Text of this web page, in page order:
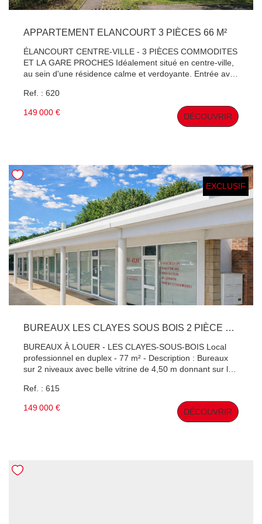
APPARTEMENT ELANCOURT 3 PIÈCES 66 M²
ÉLANCOURT CENTRE-VILLE - 3 PIÈCES COMMODITES
ET LA GARE PROCHES Idéalement situé en centre-ville,
au sein d'une résidence calme et verdoyante. Entrée avec
est équipée. L'espace nuit offre deux chambres, une salle
de bains et des WC séparés ainsi qu'un dressing. À
proximité immédiate des écoles et commerces, avec
Ref. : 620
149 000 € DÉCOUVRIR
EXCLUSIF
BUREAUX LES CLAYES SOUS BOIS 2 PIÈCE 42 M² + 35 M² REMISE
BUREAUX À LOUER - LES CLAYES-SOUS-BOIS Local
professionnel en duplex - 77 m² - Description : Bureaux
sur 2 niveaux avec belle vitrine de 4,50 m donnant sur la
WC avec lave-main. - Sous-sol : vaste espace de 35 m²
pouvant accueillir bureaux supplémentaires, salle de
réunion, stockage, archives ou coin cuisine/détente.
Avantages : - Très faibles charges de copropriété : 76
Ref. : 615
149 000 € DÉCOUVRIR